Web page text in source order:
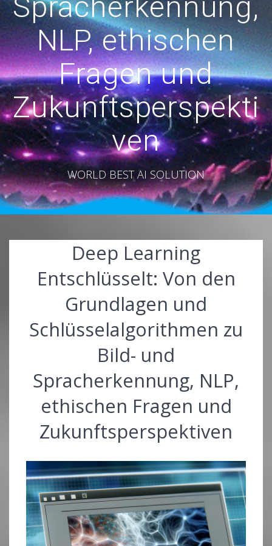
NLP, ethischen
Fragen und
Zukunftsperspekti
ven
WORLD BEST AI SOLUTION
Deep Learning
Entschlüsselt: Von den
Grundlagen und
Schlüsselalgorithmen zu
Bild- und
Spracherkennung, NLP,
ethischen Fragen und
Zukunftsperspektiven